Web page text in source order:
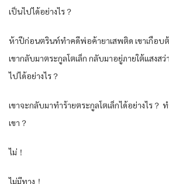
เป็นไปได้อย่างไร？
ห้าปีก่อนตรินท์ทำคดีพ่อค้ายาเสพติด เขาเกือบ
เขากลับมาตระกูลโตเล็ก กลับมาอยู่ภายใต้แสงส
ไปได้อย่างไร？
เขาจะกลับมาทำร้ายตระกูลโตเล็กได้อย่างไร？
เขา？
ไม่！
ไม่มีทาง！